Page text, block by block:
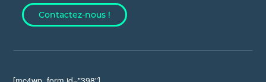
Contactez-nous !